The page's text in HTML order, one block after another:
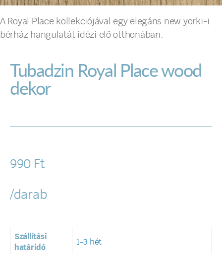
A Royal Place kollekciójával egy elegáns new yorki-i
bérház hangulatát idézi elő otthonában.
Tubadzin Royal Place wood
dekor
990 Ft
/darab
Szállítási
határidó
1-3 hét